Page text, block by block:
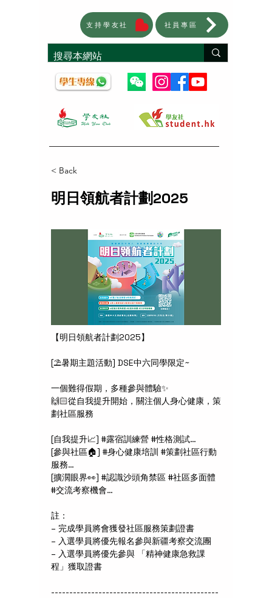
支持學友社 社員專區
< Back
明日領航者計劃2025
【明日領航者計劃2025】
[⛱️暑期主題活動] DSE中六同學限定~
一個難得假期，多種參與體驗✨
🙌🏻從自我提升開始，關注個人身心健康，策
劃社區服務
[自我提升📈] #露宿訓練營 #性格測試…
[參與社區🏠] #身心健康培訓 #策劃社區行動
服務…
[擴濶眼界👀] #認識沙頭角禁區 #社區多面體
#交流考察機會…
註：
– 完成學員將會獲發社區服務策劃證書
– 入選學員將優先報名參與新疆考察交流團
– 入選學員將優先參與 「精神健康急救課
程」獲取證書
----------------------------------------------